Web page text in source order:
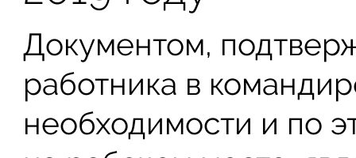
Документом,
работника в
необходимости и по